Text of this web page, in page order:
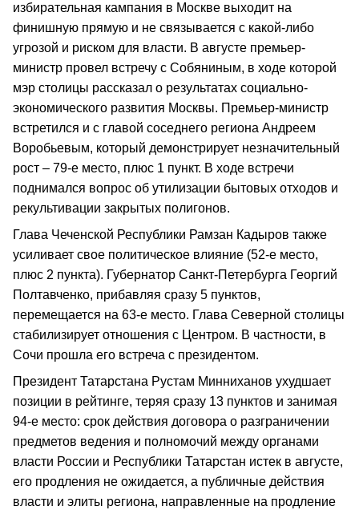
избирательная кампания в Москве выходит на
финишную прямую и не связывается с какой-либо
угрозой и риском для власти. В августе премьер-
министр провел встречу с Собяниным, в ходе которой
мэр столицы рассказал о результатах социально-
экономического развития Москвы. Премьер-министр
встретился и с главой соседнего региона Андреем
Воробьевым, который демонстрирует незначительный
рост – 79-е место, плюс 1 пункт. В ходе встречи
поднимался вопрос об утилизации бытовых отходов и
рекультивации закрытых полигонов.
Глава Чеченской Республики Рамзан Кадыров также
усиливает свое политическое влияние (52-е место,
плюс 2 пункта). Губернатор Санкт-Петербурга Георгий
Полтавченко, прибавляя сразу 5 пунктов,
перемещается на 63-е место. Глава Северной столицы
стабилизирует отношения с Центром. В частности, в
Сочи прошла его встреча с президентом.
Президент Татарстана Рустам Минниханов ухудшает
позиции в рейтинге, теряя сразу 13 пунктов и занимая
94-е место: срок действия договора о разграничении
предметов ведения и полномочий между органами
власти России и Республики Татарстан истек в августе,
его продления не ожидается, а публичные действия
власти и элиты региона, направленные на продление